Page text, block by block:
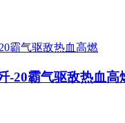
-20霸气驱敌热血高